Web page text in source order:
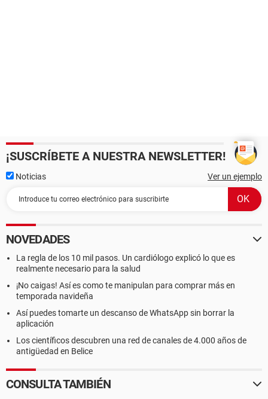
¡SUSCRÍBETE A NUESTRA NEWSLETTER!
Noticias Ver un ejemplo
NOVEDADES
La regla de los 10 mil pasos. Un cardiólogo explicó lo que es
realmente necesario para la salud
¡No caigas! Así es como te manipulan para comprar más en
temporada navideña
Así puedes tomarte un descanso de WhatsApp sin borrar la
aplicación
Los científicos descubren una red de canales de 4.000 años de
antigüedad en Belice
CONSULTA TAMBIÉN